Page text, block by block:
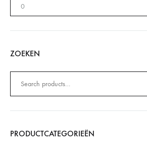
ZOEKEN
naar:
PRODUCTCATEGORIEËN